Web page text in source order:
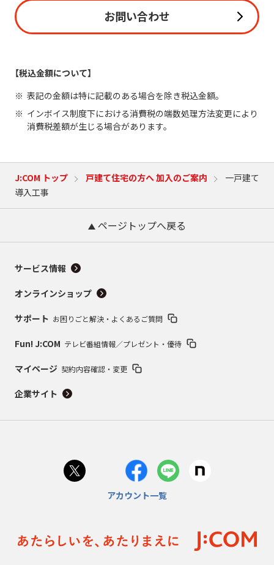
お問い合わせ
【税込金額について】
表記の金額は特に記載のある場合を除き税込金額。
インボイス制度下における消費税の端数処理方法変更により
消費税差額が生じる場合があります。
J:COM トップ 戸建て住宅の方へ 加入のご案内
一戸建て
導入工事
ページトップへ戻る
サービス情報
オンラインショップ
サポート お困りごと解決・よくあるご質問
Fun! J:COM テレビ番組情報／プレゼント・優待
マイページ 契約内容確認・変更
企業サイト
アカウント一覧